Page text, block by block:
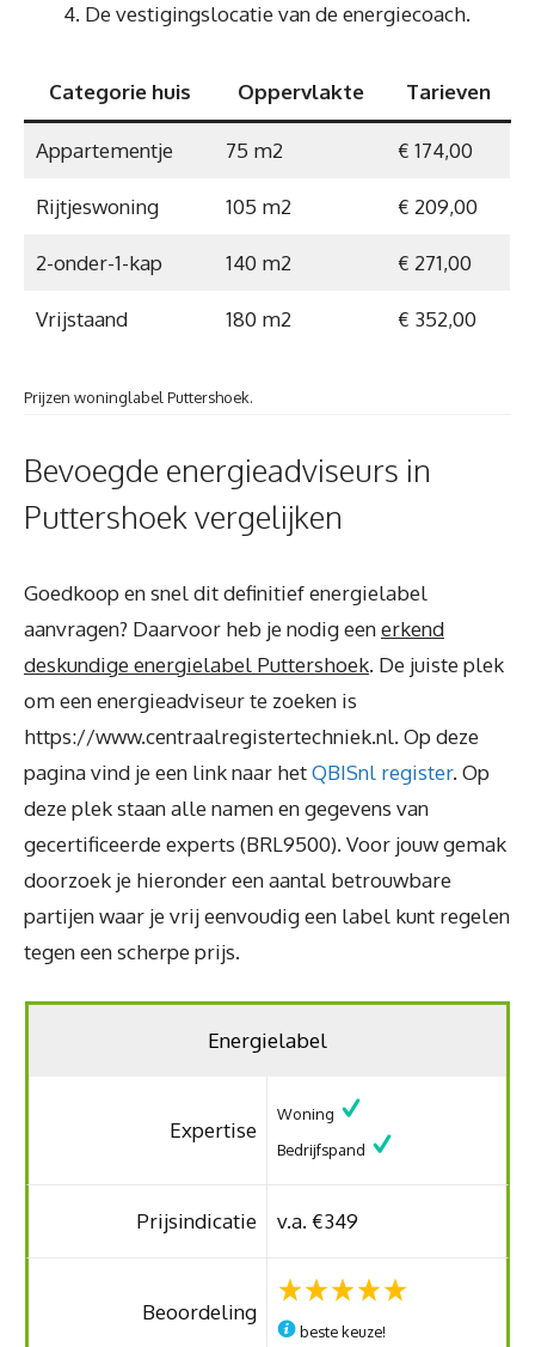
De vestigingslocatie van de energiecoach.
Categorie huis Oppervlakte Tarieven
Appartementje 75 m2 € 174,00
Rijtjeswoning 105 m2 € 209,00
2-onder-1-kap 140 m2 € 271,00
Vrijstaand 180 m2 € 352,00
Prijzen woninglabel Puttershoek.
Bevoegde energieadviseurs in
Puttershoek vergelijken
Goedkoop en snel dit definitief energielabel
aanvragen? Daarvoor heb je nodig eenerkend
deskundige energielabel Puttershoek. De juiste plek
om een energieadviseur te zoeken is
https://www.centraalregistertechniek.nl. Op deze
pagina vind je een link naar hetQBISnl register. Op
deze plek staan alle namen en gegevens van
gecertificeerde experts (BRL9500). Voor jouw gemak
doorzoek je hieronder een aantal betrouwbare
partijen waar je vrij eenvoudig een label kunt regelen
tegen een scherpe prijs.
Energielabel
Expertise
Woning
Bedrijfspand
Prijsindicatie v.a. €349
Beoordeling
beste keuze!